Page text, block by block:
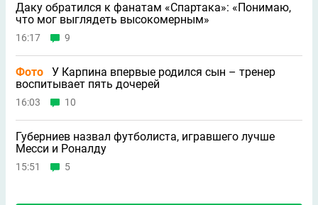
Даку обратился к фанатам «Спартака»: «Понимаю,
что мог выглядеть высокомерным»
16:17 9
Фото
У Карпина впервые родился сын – тренер
воспитывает пять дочерей
16:03 10
Губерниев назвал футболиста, игравшего лучше
Месси и Роналду
15:51 5